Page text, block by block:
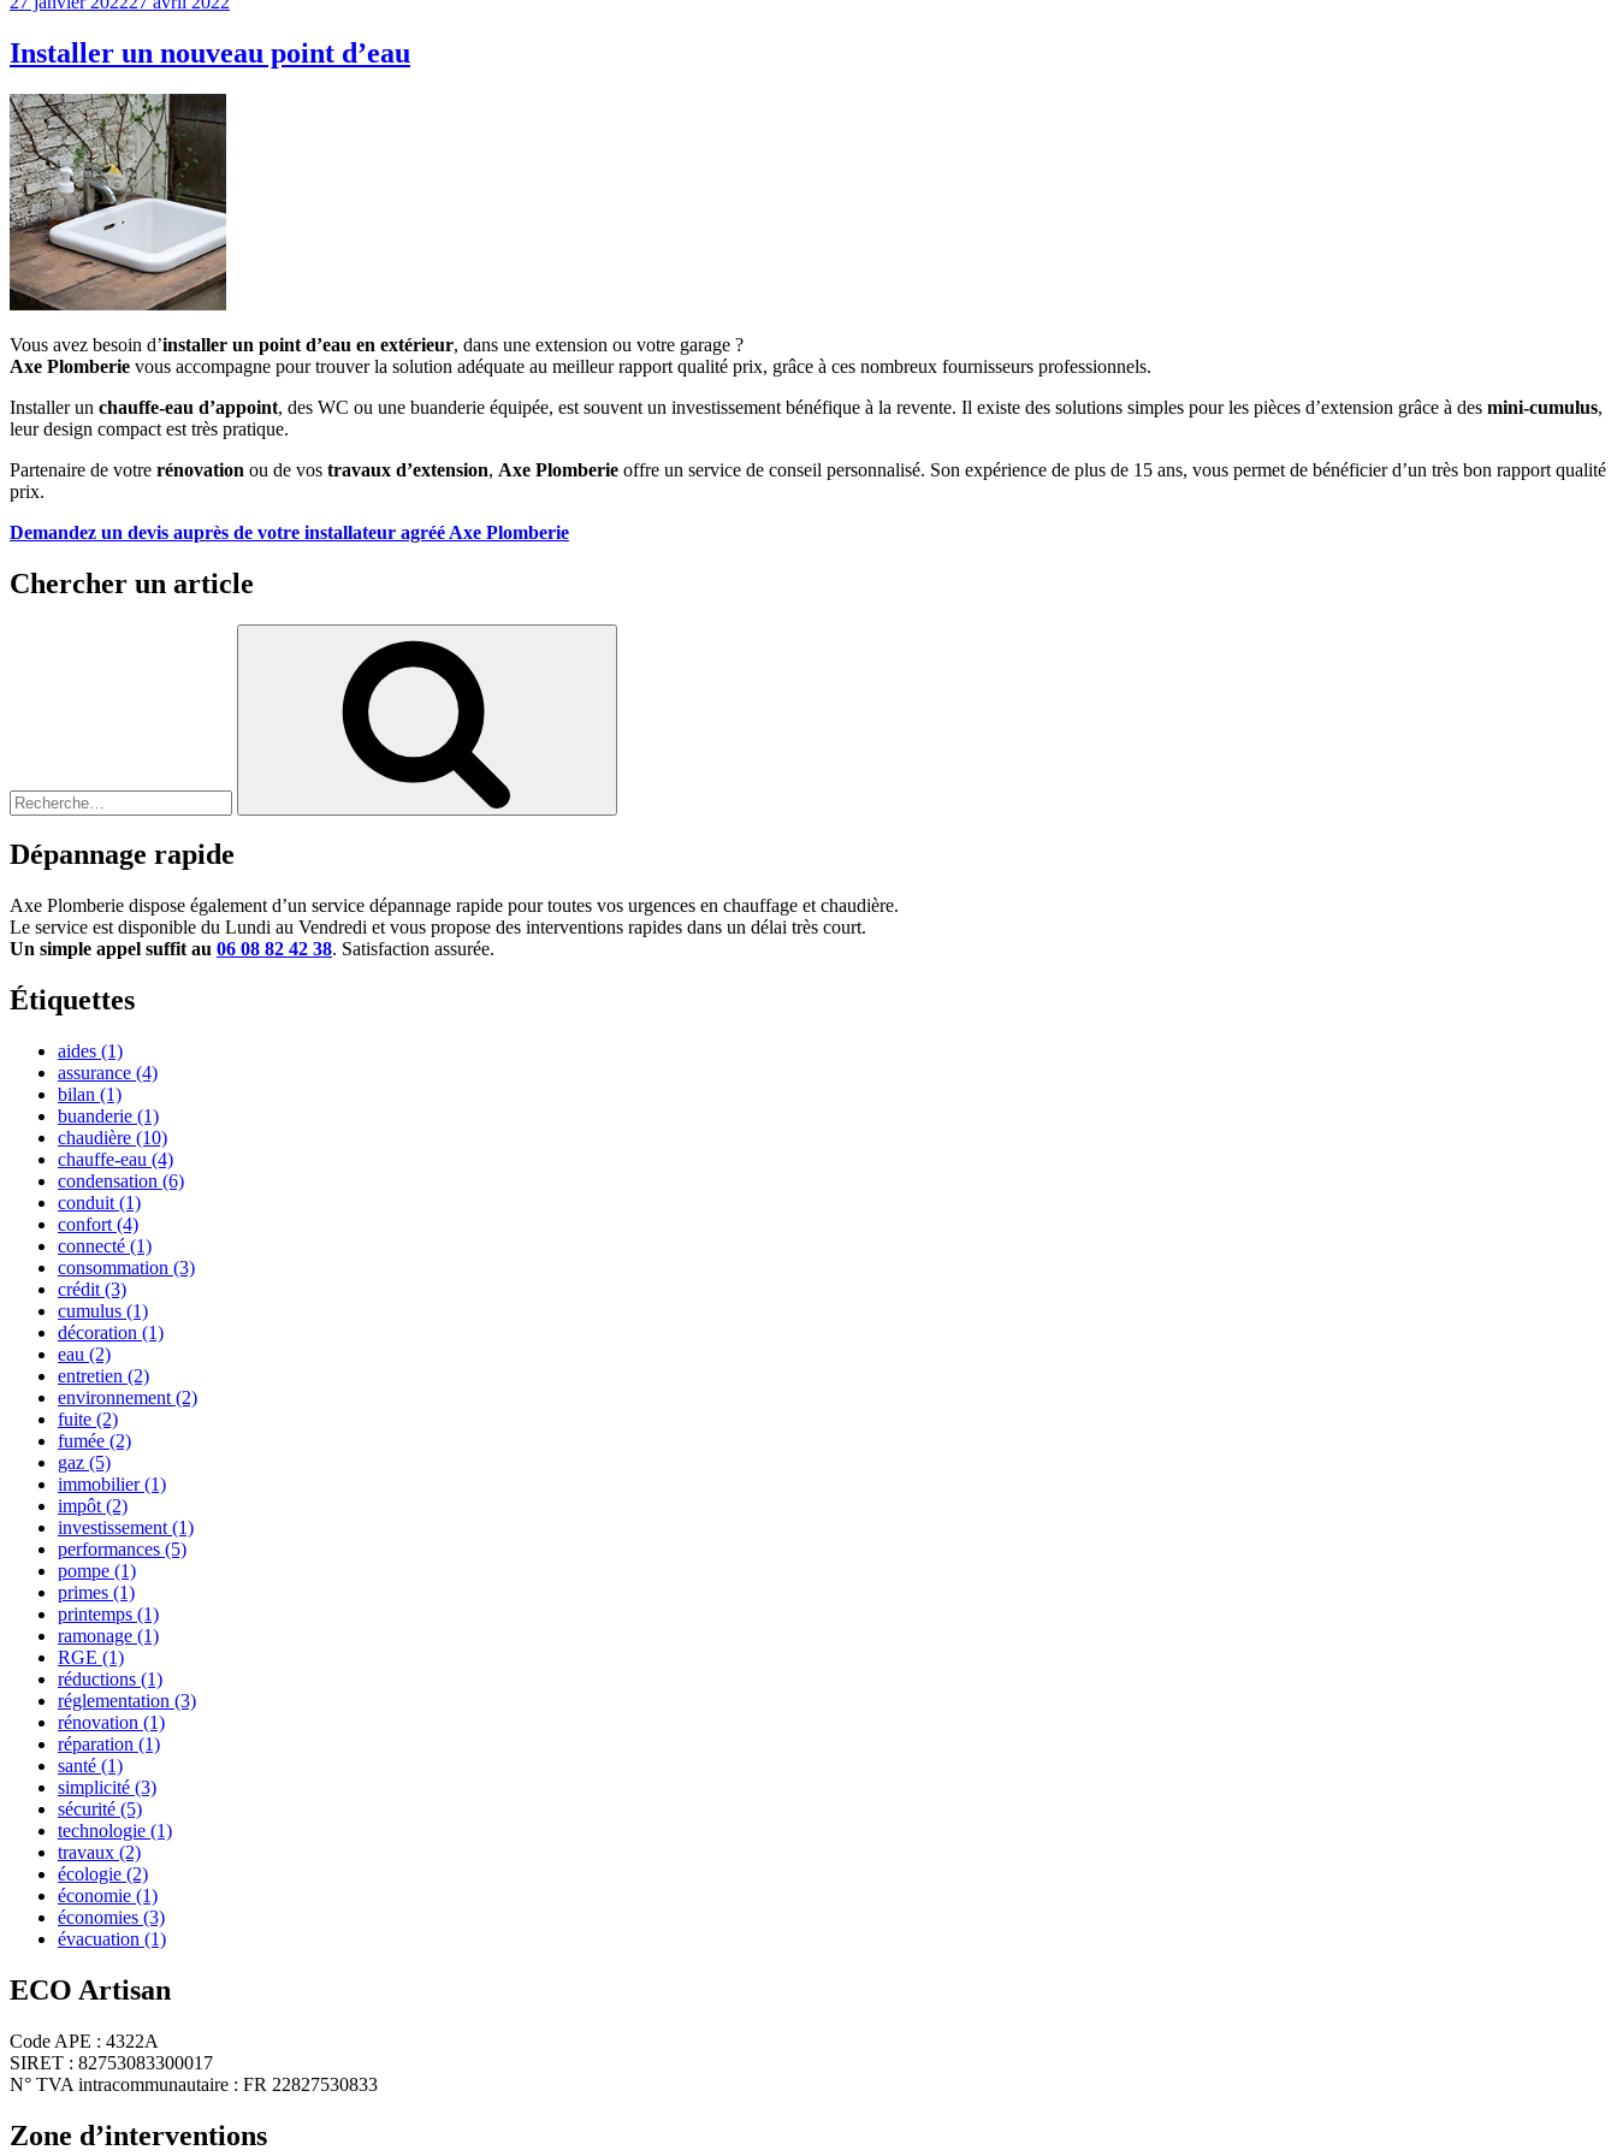
Installer un nouveau point d’eau
Vous avez besoin d’installer un point d’eau en extérieur, dans une extension ou votre garage ?
Axe Plomberie vous accompagne pour trouver la solution adéquate au meilleur rapport qualité prix, grâce à ces nombreux fournisseurs professionnels.
Installer un chauffe-eau d’appoint, des WC ou une buanderie équipée, est souvent un investissement bénéfique à la revente. Il existe des solutions simples pour les pièces d’extension grâce à des mini-cumulus,
leur design compact est très pratique.
Partenaire de votre rénovation ou de vos travaux d’extension, Axe Plomberie offre un service de conseil personnalisé. Son expérience de plus de 15 ans, vous permet de bénéficier d’un très bon rapport qualité
prix.
Demandez un devis auprès de votre installateur agréé Axe Plomberie
Chercher un article
Dépannage rapide
Axe Plomberie dispose également d’un service dépannage rapide pour toutes vos urgences en chauffage et chaudière.
Le service est disponible du Lundi au Vendredi et vous propose des interventions rapides dans un délai très court.
Un simple appel suffit au 06 08 82 42 38. Satisfaction assurée.
Étiquettes
aides (1)
assurance (4)
bilan (1)
buanderie (1)
chaudière (10)
chauffe-eau (4)
condensation (6)
conduit (1)
confort (4)
connecté (1)
consommation (3)
crédit (3)
cumulus (1)
décoration (1)
eau (2)
entretien (2)
environnement (2)
fuite (2)
fumée (2)
gaz (5)
immobilier(1)
impôt (2)
investissement (1)
performances (5)
pompe (1)
primes (1)
printemps (1)
ramonage (1)
RGE (1)
réductions (1)
réglementation (3)
rénovation (1)
réparation (1)
santé (1)
simplicité (3)
sécurité (5)
technologie (1)
travaux (2)
écologie (2)
économie (1)
économies (3)
évacuation (1)
ECO Artisan
Code APE : 4322A
SIRET : 82753083300017
N° TVA intracommunautaire : FR 22827530833
Zone d’interventions